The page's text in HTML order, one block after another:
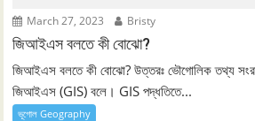
March 27, 2023 Bristy
জিআইএস বলতে কী বোঝো?
জিআইএস বলতে কী বোঝো? উত্তরঃ ভৌগোলিক তথ্য
জিআইএস (GIS) বলে। GIS পদ্ধতিতে...
ভূগোল Geography